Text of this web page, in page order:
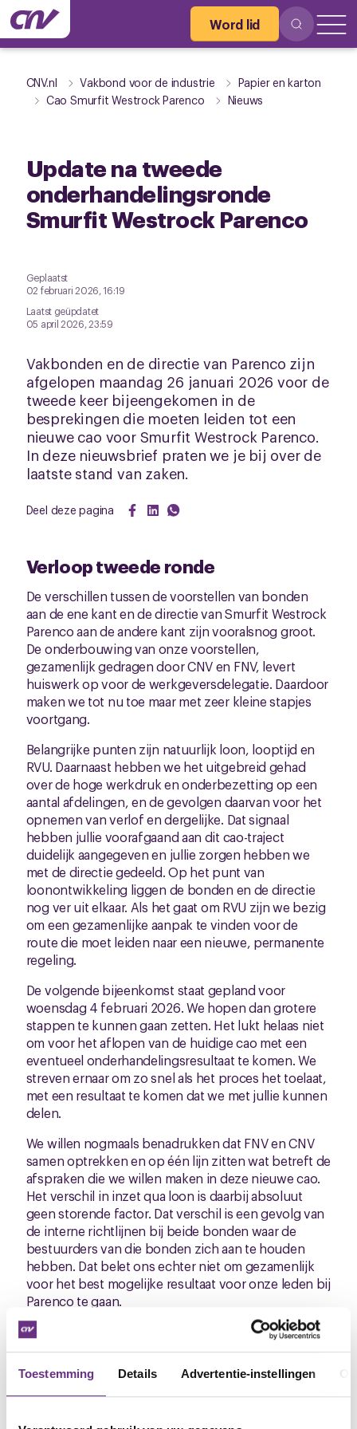
Toestemming Details Advertentie-instellingen
Word lid
CNV.nl Vakbond voor de industrie
Papier en karton
Cao Smurfit Westrock Parenco
Nieuws
Update na tweede
onderhandelingsronde
Smurfit Westrock Parenco
Geplaatst
02 februari 2026, 16:19
Laatst geüpdatet
05 april 2026, 23:59
Vakbonden en de directie van Parenco zijn
afgelopen maandag 26 januari 2026 voor de
tweede keer bijeengekomen in de
besprekingen die moeten leiden tot een
nieuwe cao voor Smurfit Westrock Parenco.
In deze nieuwsbrief praten we je bij over de
laatste stand van zaken.
Deel deze pagina
Verloop tweede ronde
De verschillen tussen de voorstellen van bonden
aan de ene kant en de directie van Smurfit Westrock
Parenco aan de andere kant zijn vooralsnog groot.
De onderbouwing van onze voorstellen,
gezamenlijk gedragen door CNV en FNV, levert
huiswerk op voor de werkgeversdelegatie. Daardoor
maken we tot nu toe maar met zeer kleine stapjes
voortgang.
Belangrijke punten zijn natuurlijk loon, looptijd en
RVU. Daarnaast hebben we het uitgebreid gehad
over de hoge werkdruk en onderbezetting op een
aantal afdelingen, en de gevolgen daarvan voor het
opnemen van verlof en dergelijke. Dat signaal
hebben jullie voorafgaand aan dit cao-traject
duidelijk aangegeven en jullie zorgen hebben we
met de directie gedeeld. Op het punt van
loonontwikkeling liggen de bonden en de directie
nog ver uit elkaar. Als het gaat om RVU zijn we bezig
om een gezamenlijke aanpak te vinden voor de
route die moet leiden naar een nieuwe, permanente
regeling.
De volgende bijeenkomst staat gepland voor
woensdag 4 februari 2026. We hopen dan grotere
stappen te kunnen gaan zetten. Het lukt helaas niet
om voor het aflopen van de huidige cao met een
eventueel onderhandelingsresultaat te komen. We
streven ernaar om zo snel als het proces het toelaat,
met een resultaat te komen dat we met jullie kunnen
delen.
We willen nogmaals benadrukken dat FNV en CNV
samen optrekken en op één lijn zitten wat betreft de
afspraken die we willen maken in deze nieuwe cao.
Het verschil in inzet qua loon is daarbij absoluut
geen storende factor. Dat verschil is een gevolg van
de interne richtlijnen bij beide bonden waar de
bestuurders van die bonden zich aan te houden
hebben. Dat belet ons echter niet om gezamenlijk
voor het best mogelijke resultaat voor onze leden bij
Parenco te gaan.
Volgende cao-ronde
Uiteraard brengen we jullie ook na de volgende